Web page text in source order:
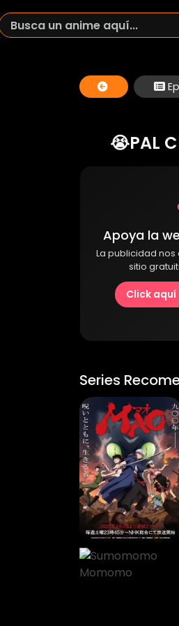
😭PAL
Apoya la
La publicidad
sitio
Click
Series